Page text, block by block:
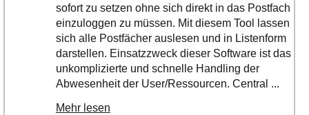
sofort zu setzen ohne sich direkt in das Postfach
einzuloggen zu müssen. Mit diesem Tool lassen
sich alle Postfächer auslesen und in Listenform
darstellen. Einsatzzweck dieser Software ist das
unkomplizierte und schnelle Handling der
Abwesenheit der User/Ressourcen. Central ...
Mehr lesen